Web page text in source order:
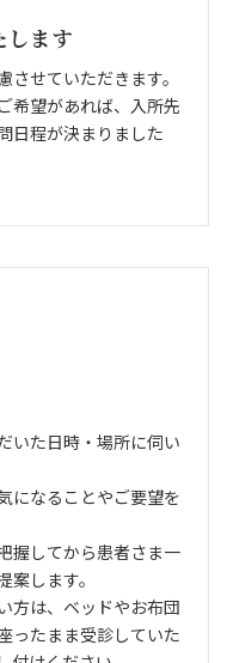
します
せていただきます。
希望があれば、入所先
日程が決まりました
いた日時・場所に伺い
になることやご要望を
握してから患者さま一
します。
方は、ベッドやお布団
ったまま受診していた